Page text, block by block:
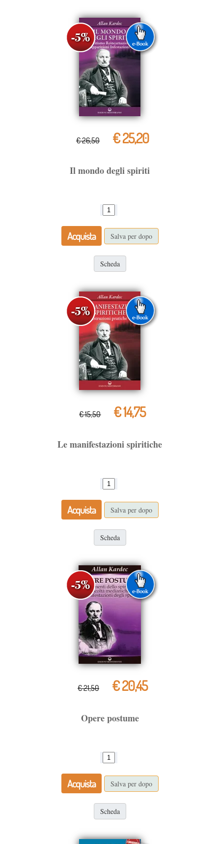
€ 26,50 € 25,20
Il mondo degli spiriti
Acquista Salva per dopo
Scheda
€ 15,50 € 14,75
Le manifestazioni spiritiche
Acquista Salva per dopo
Scheda
€ 21,50 € 20,45
Opere postume
Acquista Salva per dopo
Scheda